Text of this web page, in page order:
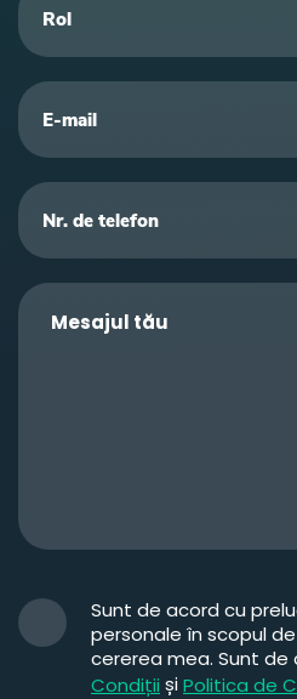
Sunt de acord cu
personale în scopul
cererea mea. Sunt de
Condiții șiPolitica de